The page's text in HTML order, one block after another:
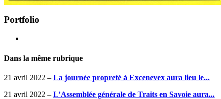
Portfolio
Dans la même rubrique
21 avril 2022 – La journée propreté à Excenevex aura lieu le...
21 avril 2022 – L’Assemblée générale de Traits en Savoie aura...